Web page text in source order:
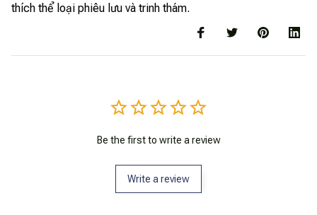
thích thể loại phiêu lưu và trinh thám.
Be the first to write a review
Write a review